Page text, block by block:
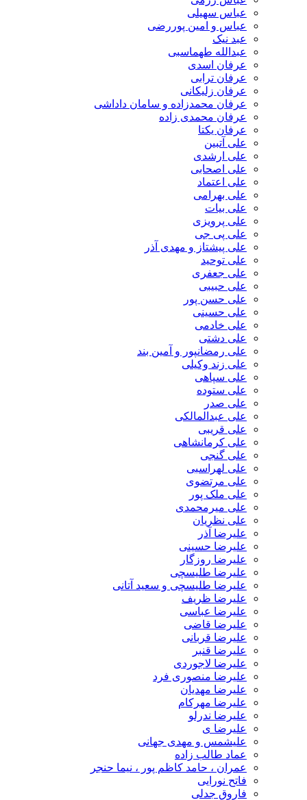
عباس سهیلی
عباس و امین پوررضی
عبد نیک
عبدالله طهماسبی‎
عرفان اسدی
عرفان ترابی
عرفان زلیکانی
عرفان محمدزاده و سامان داداشی
عرفان محمدی زاده
عرفان یکتا
علی آتبین
علی ارشدی
علی اصحابی
علی اعتماد
علی بهرامی
علی بیات
علی پرویزی
علی پی جی
علی پیشتاز و مهدی آذر
علی توحید
علی جعفری
علی حبیبی
علی حسن پور
علی حسینی
علی خادمی
علی دشتی
علی رمضانپور و آمین بند
علی زند وکیلی
علی سپاهی
علی ستوده
علی صدر
علی عبدالمالکی
علی قریبی
علی کرمانشاهی
علی گنجی
علی لهراسبی
علی مرتضوی
علی ملک پور
علی میرمحمدی
علی نظریان
علیرضا آذر
علیرضا حسینی
علیرضا روزگار
علیرضا طلیسچی
علیرضا طلیسچی و سعید آتانی
علیرضا ظریف
علیرضا عباسی
علیرضا قاضی
علیرضا قربانی
علیرضا قنبر
علیرضا لاجوردی
علیرضا منصوری فرد
علیرضا مهدیان
علیرضا مهرکام
علیرضا ندرلو
علیرضا ی
علیشمس و مهدی جهانی
عماد طالب زاده
عمران ، حامد کاظم پور ، نیما حنجر
فاتح نورایی
فاروق جدلی